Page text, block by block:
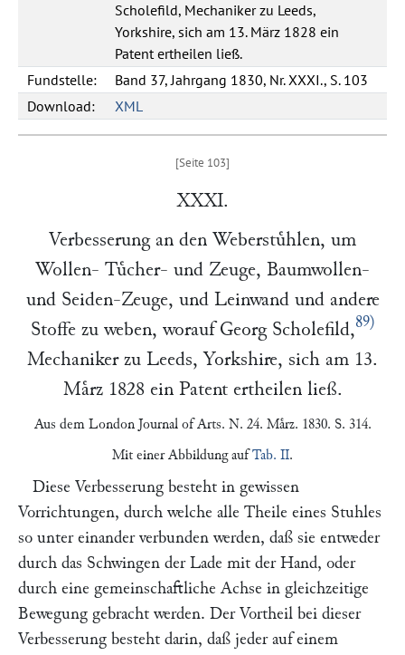
Scholefild, Mechaniker zu Leeds,
Yorkshire, sich am 13. März 1828 ein
Patent ertheilen ließ.
Fundstelle:
Band 37, Jahrgang 1830, Nr. XXXI., S. 103
Download:
XML
XXXI.
Verbesserung an den Weberstuͤhlen, um
Wollen- Tuͤcher- und Zeuge, Baumwollen-
und Seiden-Zeuge, und Leinwand und andere
Stoffe zu weben, woraufGeorg Scholefild,89)
Mechaniker zu Leeds, Yorkshire, sich am 13.
Maͤrz 1828ein Patent ertheilen ließ.
Aus dem London Journal of Arts. N. 24. Maͤrz. 1830. S. 314.
Mit einer Abbildung aufTab. II.
Diese Verbesserung besteht in gewissen
Vorrichtungen, durch welche alle Theile eines Stuhles
so unter einander verbunden werden, daß sie entweder
durch das Schwingen der Lade mit der Hand, oder
durch eine gemeinschaftliche Achse in gleichzeitige
Bewegung gebracht werden. Der Vortheil bei dieser
Verbesserung besteht darin, daß jeder auf einem